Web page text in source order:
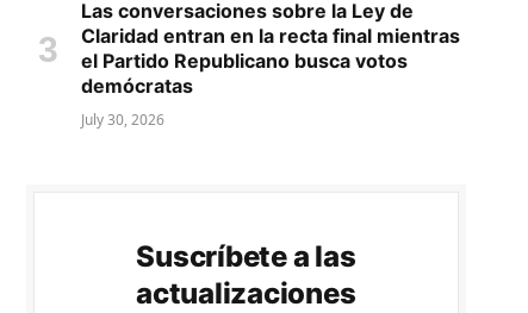
Las conversaciones sobre la Ley de
Claridad entran en la recta final mientras
el Partido Republicano busca votos
demócratas
July 30, 2026
Suscríbete a las
actualizaciones